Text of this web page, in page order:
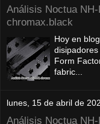
Análisis Noctua NH-
chromax.black
Hoy en
Form
fabric...
lunes, 15 de abril de
Análisis Noctua